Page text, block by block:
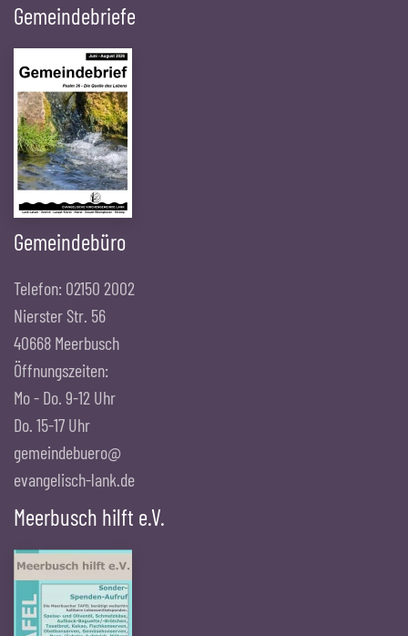
Gemeindebriefe
Gemeindebüro
Telefon: 02150 2002
Nierster Str. 56
40668 Meerbusch
Öffnungszeiten:
Mo - Do. 9-12 Uhr
Do. 15-17 Uhr
gemeindebuero@
evangelisch-lank.de
Meerbusch hilft e.V.